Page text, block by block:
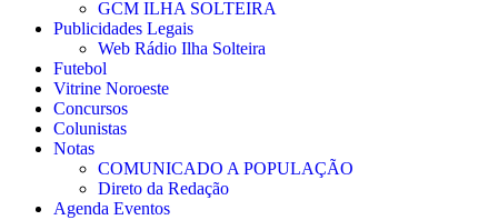
GCM ILHA SOLTEIRA
Publicidades Legais
Web Rádio Ilha Solteira
Futebol
Vitrine Noroeste
Concursos
Colunistas
Notas
COMUNICADO A POPULAÇÃO
Direto da Redação
Agenda Eventos